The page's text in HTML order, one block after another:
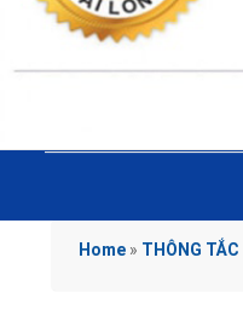
Home » THÔNG TẮC